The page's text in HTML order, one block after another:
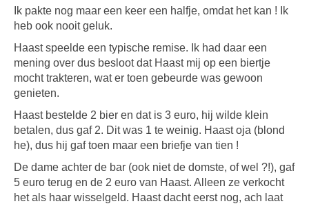
Ik pakte nog maar een keer een halfje, omdat het kan ! Ik
heb ook nooit geluk.
Haast speelde een typische remise. Ik had daar een
mening over dus besloot dat Haast mij op een biertje
mocht trakteren, wat er toen gebeurde was gewoon
genieten.
Haast bestelde 2 bier en dat is 3 euro, hij wilde klein
betalen, dus gaf 2. Dit was 1 te weinig. Haast oja (blond
he), dus hij gaf toen maar een briefje van tien !
De dame achter de bar (ook niet de domste, of wel ?!), gaf
5 euro terug en de 2 euro van Haast. Alleen ze verkocht
het als haar wisselgeld. Haast dacht eerst nog, ach laat